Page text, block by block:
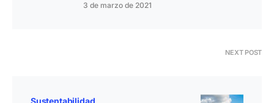
3 de marzo de 2021
NEXT POST